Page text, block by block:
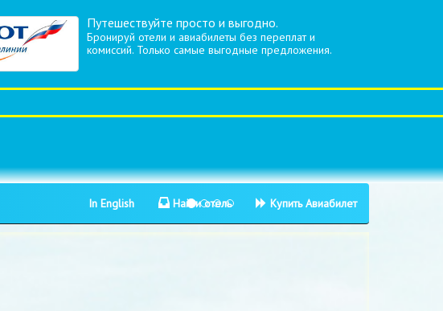
Путешествуйте просто и выгодно.
Бронируй отели и авиабилеты без переплат и
комиссий. Только самые выгодные предложения.
In English Найти отель Купить Авиабилет